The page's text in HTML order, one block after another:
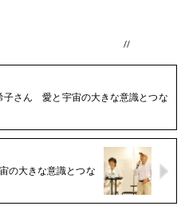
//
子さん 愛と宇宙の大きな意識とつな
の大きな意識とつな